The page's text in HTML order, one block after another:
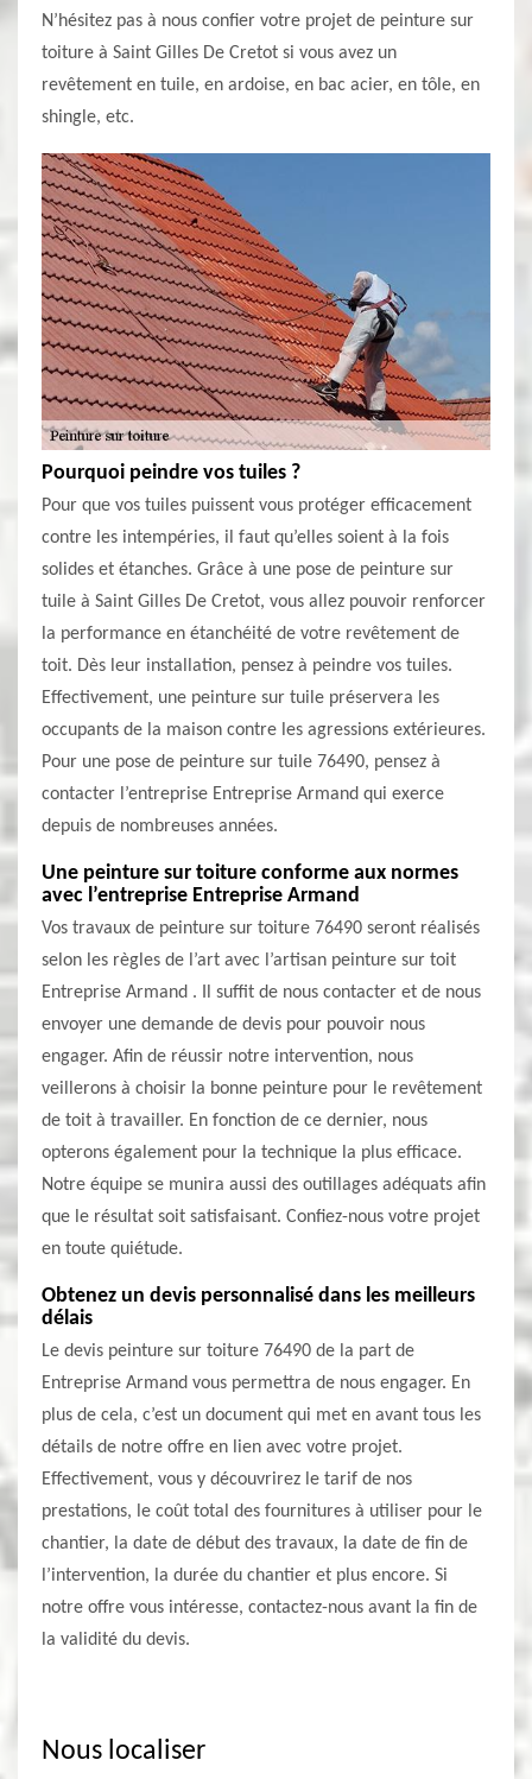
N’hésitez pas à nous confier votre projet de peinture sur
toiture à Saint Gilles De Cretot si vous avez un
revêtement en tuile, en ardoise, en bac acier, en tôle, en
shingle, etc.
Pourquoi peindre vos tuiles ?
Pour que vos tuiles puissent vous protéger efficacement
contre les intempéries, il faut qu’elles soient à la fois
solides et étanches. Grâce à une pose de peinture sur
tuile à Saint Gilles De Cretot, vous allez pouvoir renforcer
la performance en étanchéité de votre revêtement de
toit. Dès leur installation, pensez à peindre vos tuiles.
Effectivement, une peinture sur tuile préservera les
occupants de la maison contre les agressions extérieures.
Pour une pose de peinture sur tuile 76490, pensez à
contacter l’entreprise Entreprise Armand qui exerce
depuis de nombreuses années.
Une peinture sur toiture conforme aux normes
avec l’entreprise Entreprise Armand
Vos travaux de peinture sur toiture 76490 seront réalisés
selon les règles de l’art avec l’artisan peinture sur toit
Entreprise Armand . Il suffit de nous contacter et de nous
envoyer une demande de devis pour pouvoir nous
engager. Afin de réussir notre intervention, nous
veillerons à choisir la bonne peinture pour le revêtement
de toit à travailler. En fonction de ce dernier, nous
opterons également pour la technique la plus efficace.
Notre équipe se munira aussi des outillages adéquats afin
que le résultat soit satisfaisant. Confiez-nous votre projet
en toute quiétude.
Obtenez un devis personnalisé dans les meilleurs
délais
Le devis peinture sur toiture 76490 de la part de
Entreprise Armand vous permettra de nous engager. En
plus de cela, c’est un document qui met en avant tous les
détails de notre offre en lien avec votre projet.
Effectivement, vous y découvrirez le tarif de nos
prestations, le coût total des fournitures à utiliser pour le
chantier, la date de début des travaux, la date de fin de
l’intervention, la durée du chantier et plus encore. Si
notre offre vous intéresse, contactez-nous avant la fin de
la validité du devis.
Nous localiser